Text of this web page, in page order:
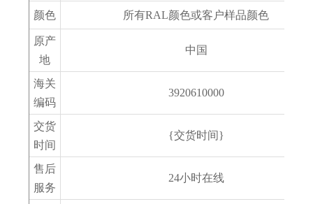
颜色 所有RAL颜色或客户样品颜色
原产
地
中国
海关
编码
3920610000
交货
时间
{交货时间}
售后
服务
24小时在线